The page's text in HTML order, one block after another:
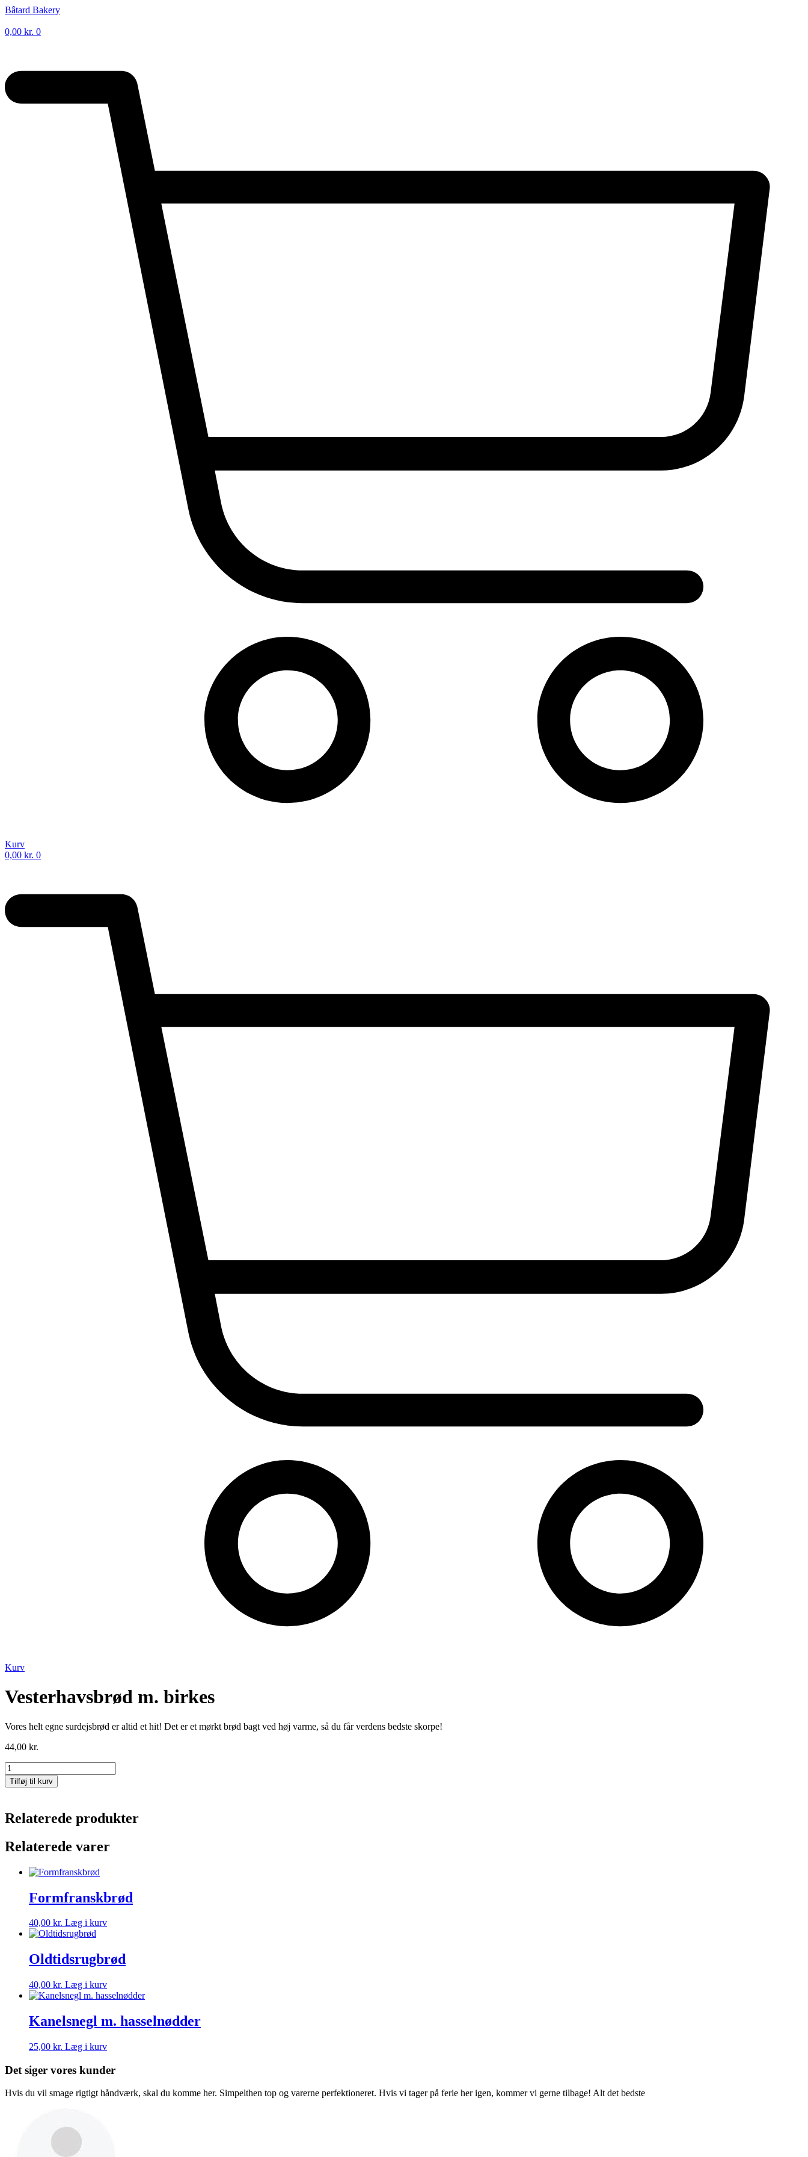
Videre
indhold
Bâtard Bakery
0,00 kr. 0
Kurv
0,00 kr. 0
Kurv
Vesterhavsbrød m. birkes
Vores helt egne surdejsbrød er altid et hit! Det er et mørkt brød bagt ved høj varme, så du får verdens bedste skorpe!
44,00 kr.
Vesterhavsbrød
m.
birkes
Tilføj til kurv
Relaterede produkter
Relaterede varer
Formfranskbrød
40,00 kr. Læg i kurv
Oldtidsrugbrød
40,00 kr. Læg i kurv
Kanelsnegl m. hasselnødder
25,00 kr. Læg i kurv
Det siger vores kunder
Hvis du vil smage rigtigt håndværk, skal du komme her. Simpelthen top og varerne perfektioneret. Hvis vi tager på ferie her igen, kommer vi gerne tilbage! Alt det bedste